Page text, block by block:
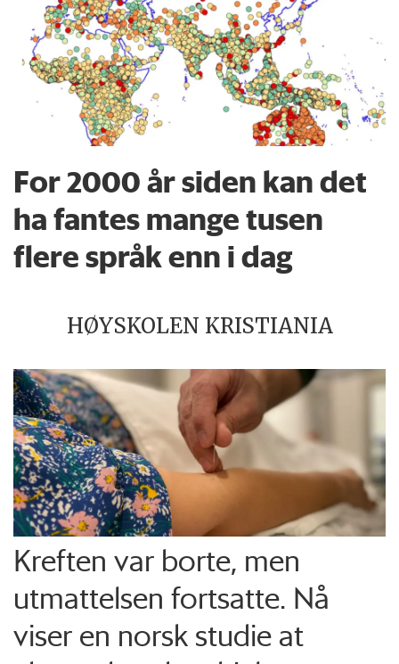
For 2000 år siden kan det
ha fantes mange tusen
flere språk enn i dag
HØYSKOLEN KRISTIANIA
Kreften var borte, men
utmattelsen fortsatte. Nå
viser en norsk studie at